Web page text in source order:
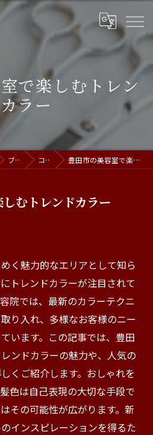
で楽しむトレン
ラー
ブログ コラム 豊田市の美容室で楽しむトレンドカラー
むトレンドカラー
く魅力的なエリアとして知ら
トレンドカラーが注目されて
院では、最新のカラーテクニ
り入れ、多様なお客様のニー
います。この記事では、豊田
ンドカラーの魅力や、人気の
くご紹介します。おしゃれを
色は自己表現の大切な手段で
その可能性が広がります。新
インスピレーションを得るた